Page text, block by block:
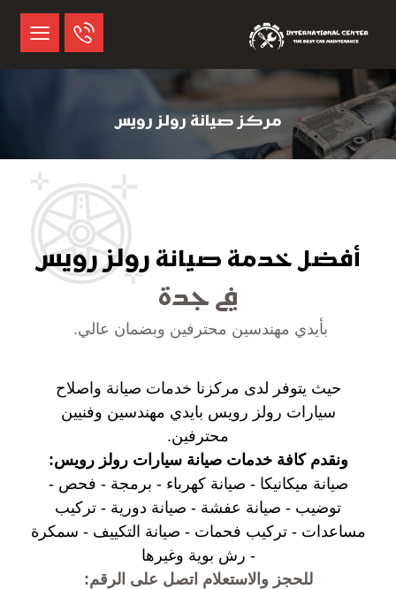
مركز صيانة رولز رويس
أفضل خدمة صيانة رولز رويس
في جدة
بأيدي مهندسين محترفين وبضمان عالي.
حيث يتوفر لدى مركزنا خدمات صيانة واصلاح
سيارات رولز رويس بايدي مهندسين وفنيين
محترفين.
ونقدم كافة خدمات صيانة سيارات رولز رويس:
صيانة ميكانيكا - صيانة كهرباء - برمجة - فحص -
توضيب - صيانة عفشة - صيانة دورية - تركيب
مساعدات - تركيب فحمات - صيانة التكييف - سمكرة
- رش بوية وغيرها
للحجز والاستعلام اتصل على الرقم: